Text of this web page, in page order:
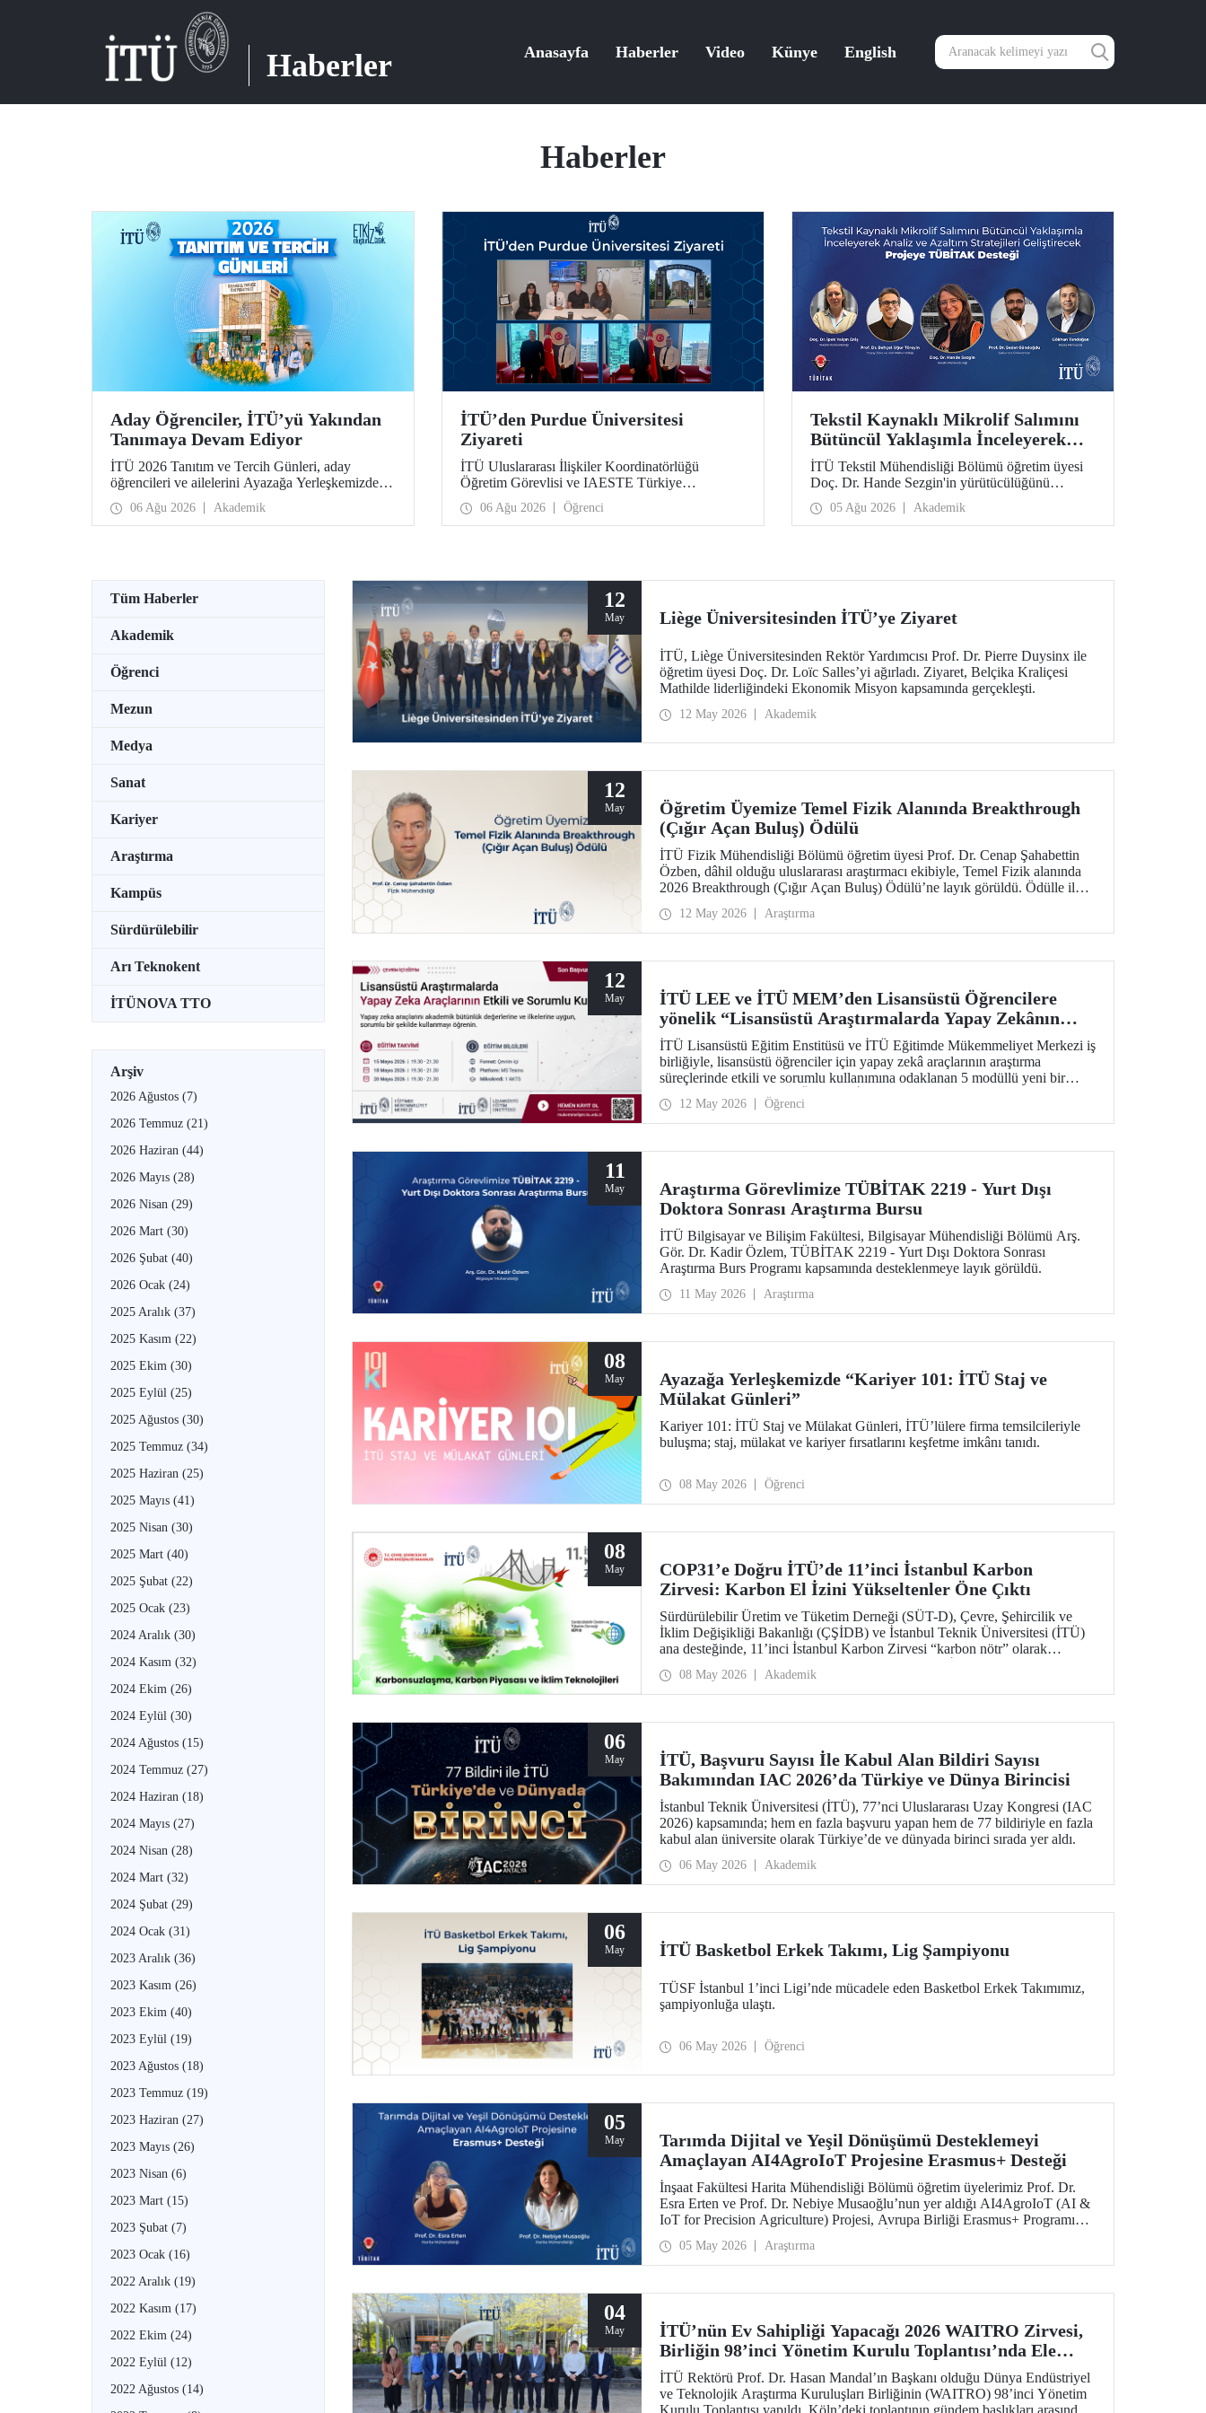
Haberler Anasayfa Haberler Video Künye English
Haberler
Aday Öğrenciler, İTÜ’yü Yakından
Tanımaya Devam Ediyor
İTÜ 2026 Tanıtım ve Tercih Günleri, aday
öğrencileri ve ailelerini Ayazağa Yerleşkemizde
ağırlamaya devam ediyor. Tanıtım ve Tercih
Günleri 7 Ağustos’ta tamamlanacak, ilgili fakülte
ve birimler adaylara bilgi vermeye devam edecek.
06 Ağu 2026 Akademik
İTÜ’den Purdue Üniversitesi
Ziyareti
İTÜ Uluslararası İlişkiler Koordinatörlüğü
Öğretim Görevlisi ve IAESTE Türkiye
Sorumlusu Cahit Okan, akademik ilişkileri ve iş
birliğini geliştirmek amacıyla 20-27 Temmuz
tarihlerinde ABD’de dünyanın önde gelen
06 Ağu 2026 Öğrenci
Tekstil Kaynaklı Mikrolif Salımını
Bütüncül Yaklaşımla İnceleyerek
Analiz ve Azaltım Stratejileri
Geliştirecek Projeye TÜBİTAK
Desteği
İTÜ Tekstil Mühendisliği Bölümü öğretim üyesi
Doç. Dr. Hande Sezgin'in yürütücülüğünü
üstlendiği “Sürdürülebilir Pamuk ve Polyester
Esaslı Tekstil Ürünlerinde Kullanım Koşullarına
Bağlı Mikrolif Salımı: Aşınma, UV Maruziyeti ve
proje, TÜBİTAK 2515 – COST Aksiyon Üyeleri
desteklenmeye hak kazandı.
05 Ağu 2026 Akademik
Tüm Haberler
Akademik
Öğrenci
Mezun
Medya
Sanat
Kariyer
Araştırma
Kampüs
Sürdürülebilir
Arı Teknokent
İTÜNOVA TTO
Arşiv
2026 Ağustos (7)
2026 Temmuz (21)
2026 Haziran (44)
2026 Mayıs (28)
2026 Nisan (29)
2026 Mart (30)
2026 Şubat (40)
2026 Ocak (24)
2025 Aralık (37)
2025 Kasım (22)
2025 Ekim (30)
2025 Eylül (25)
2025 Ağustos (30)
2025 Temmuz (34)
2025 Haziran (25)
2025 Mayıs (41)
2025 Nisan (30)
2025 Mart (40)
2025 Şubat (22)
2025 Ocak (23)
2024 Aralık (30)
2024 Kasım (32)
2024 Ekim (26)
2024 Eylül (30)
2024 Ağustos (15)
2024 Temmuz (27)
2024 Haziran (18)
2024 Mayıs (27)
2024 Nisan (28)
2024 Mart (32)
2024 Şubat (29)
2024 Ocak (31)
2023 Aralık (36)
2023 Kasım (26)
2023 Ekim (40)
2023 Eylül (19)
2023 Ağustos (18)
2023 Temmuz (19)
2023 Haziran (27)
2023 Mayıs (26)
2023 Nisan (6)
2023 Mart (15)
2023 Şubat (7)
2023 Ocak (16)
2022 Aralık (19)
2022 Kasım (17)
2022 Ekim (24)
2022 Eylül (12)
2022 Ağustos (14)
12
May Liège Üniversitesinden İTÜ’ye Ziyaret
İTÜ, Liège Üniversitesinden Rektör Yardımcısı Prof. Dr. Pierre Duysinx ile
öğretim üyesi Doç. Dr. Loïc Salles’yi ağırladı. Ziyaret, Belçika Kraliçesi
Mathilde liderliğindeki Ekonomik Misyon kapsamında gerçekleşti.
12 May 2026 Akademik
12
May
Öğretim Üyemize Temel Fizik Alanında Breakthrough
(Çığır Açan Buluş) Ödülü
İTÜ Fizik Mühendisliği Bölümü öğretim üyesi Prof. Dr. Cenap Şahabettin
Özben, dâhil olduğu uluslararası araştırmacı ekibiyle, Temel Fizik alanında
2026 Breakthrough (Çığır Açan Buluş) Ödülü’ne layık görüldü. Ödülle ilgili
ötesindeki “yeni fizik” arayışında güçlü bir araç niteliği taşıyor.
12 May 2026 Araştırma
12
May
İTÜ LEE ve İTÜ MEM’den Lisansüstü Öğrencilere
yönelik “Lisansüstü Araştırmalarda Yapay Zekânın
Sorumlu Kullanımı” Eğitim Dizisi
İTÜ Lisansüstü Eğitim Enstitüsü ve İTÜ Eğitimde Mükemmeliyet Merkezi iş
birliğiyle, lisansüstü öğrenciler için yapay zekâ araçlarının araştırma
süreçlerinde etkili ve sorumlu kullanımına odaklanan 5 modüllü yeni bir
eğitim dizisi başlatılıyor. Öğrenme İstasyonu formatında tasarlanan eğitim
dizisinin ilk modülü 15, 18 ve 20 Mayıs 2026 tarihlerinde çevrim içi olarak
gerçekleştirilecek; Modül 2–5 ise 2026–2027 Güz döneminde uygulanacak.
12 May 2026 Öğrenci
11
May
Araştırma Görevlimize TÜBİTAK 2219 - Yurt Dışı
Doktora Sonrası Araştırma Bursu
İTÜ Bilgisayar ve Bilişim Fakültesi, Bilgisayar Mühendisliği Bölümü Arş.
Gör. Dr. Kadir Özlem, TÜBİTAK 2219 - Yurt Dışı Doktora Sonrası
Araştırma Burs Programı kapsamında desteklenmeye layık görüldü.
11 May 2026 Araştırma
08
May
Ayazağa Yerleşkemizde “Kariyer 101: İTÜ Staj ve
Mülakat Günleri”
Kariyer 101: İTÜ Staj ve Mülakat Günleri, İTÜ’lülere firma temsilcileriyle
buluşma; staj, mülakat ve kariyer fırsatlarını keşfetme imkânı tanıdı.
08 May 2026 Öğrenci
08
May
COP31’e Doğru İTÜ’de 11’inci İstanbul Karbon
Zirvesi: Karbon El İzini Yükseltenler Öne Çıktı
Sürdürülebilir Üretim ve Tüketim Derneği (SÜT-D), Çevre, Şehircilik ve
İklim Değişikliği Bakanlığı (ÇŞİDB) ve İstanbul Teknik Üniversitesi (İTÜ)
ana desteğinde, 11’inci İstanbul Karbon Zirvesi “karbon nötr” olarak
temalı zirvede karbon el izi yükselten “karbon kahramanları” ödüllendirildi.
08 May 2026 Akademik
06
May
İTÜ, Başvuru Sayısı İle Kabul Alan Bildiri Sayısı
Bakımından IAC 2026’da Türkiye ve Dünya Birincisi
İstanbul Teknik Üniversitesi (İTÜ), 77’nci Uluslararası Uzay Kongresi (IAC
2026) kapsamında; hem en fazla başvuru yapan hem de 77 bildiriyle en fazla
kabul alan üniversite olarak Türkiye’de ve dünyada birinci sırada yer aldı.
06 May 2026 Akademik
06
May İTÜ Basketbol Erkek Takımı, Lig Şampiyonu
TÜSF İstanbul 1’inci Ligi’nde mücadele eden Basketbol Erkek Takımımız,
şampiyonluğa ulaştı.
06 May 2026 Öğrenci
05
May
Tarımda Dijital ve Yeşil Dönüşümü Desteklemeyi
Amaçlayan AI4AgroIoT Projesine Erasmus+ Desteği
İnşaat Fakültesi Harita Mühendisliği Bölümü öğretim üyelerimiz Prof. Dr.
Esra Erten ve Prof. Dr. Nebiye Musaoğlu’nun yer aldığı AI4AgroIoT (AI &
IoT for Precision Agriculture) Projesi, Avrupa Birliği Erasmus+ Programı
desteklendi.
05 May 2026 Araştırma
04
May
İTÜ’nün Ev Sahipliği Yapacağı 2026 WAITRO Zirvesi,
Birliğin 98’inci Yönetim Kurulu Toplantısı’nda Ele
Alındı
İTÜ Rektörü Prof. Dr. Hasan Mandal’ın Başkanı olduğu Dünya Endüstriyel
ve Teknolojik Araştırma Kuruluşları Birliğinin (WAITRO) 98’inci Yönetim
Kurulu Toplantısı yapıldı. Köln’deki toplantının gündem başlıkları arasında